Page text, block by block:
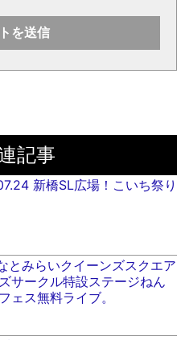
記事
新橋SL広場！こいち祭り
とみらいクイーンズスクエア
サークル特設ステージねん
ェス無料ライブ。